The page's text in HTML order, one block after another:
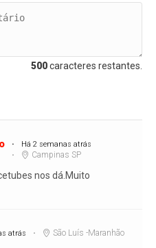
500caracteres restantes.
Há 2 semanas atrás
Campinas SP
nos dá.Muito
atrás São Luís -Maranhão